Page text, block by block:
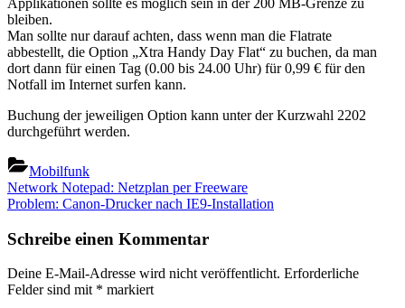
bleiben.
Man sollte nur darauf achten, dass wenn man die Flatrate
abbestellt, die Option „Xtra Handy Day Flat“ zu buchen, da man
dort dann für einen Tag (0.00 bis 24.00 Uhr) für 0,99 € für den
Notfall im Internet surfen kann.
Buchung der jeweiligen Option kann unter der Kurzwahl 2202
durchgeführt werden.
Mobilfunk
Beitragsnavigation
Previous
Post:
Network Notepad: Netzplan per Freeware
Next
Problem: Canon-Drucker nach IE9-Installation
Schreibe einen Kommentar
Deine E-Mail-Adresse wird nicht veröffentlicht. Erforderliche
Felder sind mit * markiert